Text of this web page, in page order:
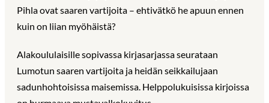
Pihla ovat saaren vartijoita – ehtivätkö he apuun ennen
kuin on liian myöhäistä?
Alakoululaisille sopivassa kirjasarjassa seurataan
Lumotun saaren vartijoita ja heidän seikkailujaan
sadunhohtoisissa maisemissa. Helppolukuisissa kirjoissa